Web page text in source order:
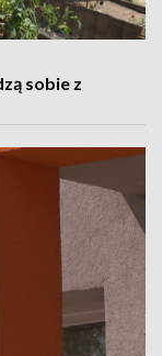
sobie z